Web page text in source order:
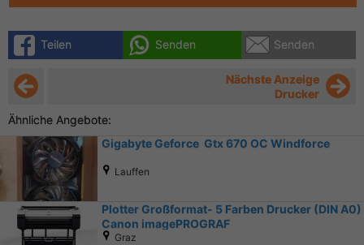
Teilen Senden Senden
Nächste Anzeige
Drucker
Ähnliche Angebote:
Gigabyte Geforce Gtx 670 OC Windforce
Lauffen
Plotter Großformat- 5 Farben Drucker (DIN A0)
Canon imagePROGRAF
Graz